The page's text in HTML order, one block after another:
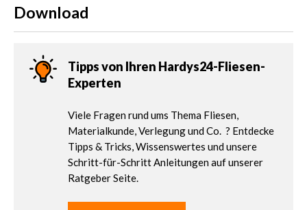
Download
Tipps von Ihren Hardys24-Fliesen-
Experten
Viele Fragen rund ums Thema Fliesen,
Materialkunde, Verlegung und Co. ? Entdecke
Tipps & Tricks, Wissenswertes und unsere
Schritt-für-Schritt Anleitungen auf unserer
Ratgeber Seite.